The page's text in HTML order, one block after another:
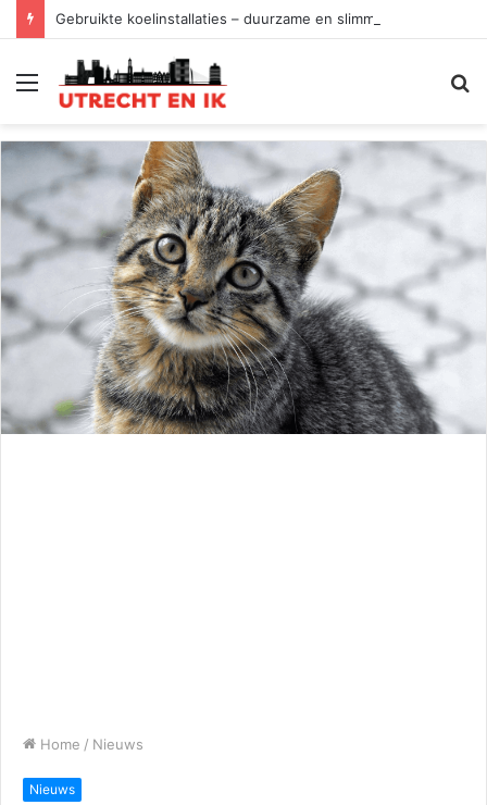
Gebruikte koelinstallaties – duurzame en slimme keuze
Menu
Home / Nieuws
Nieuws